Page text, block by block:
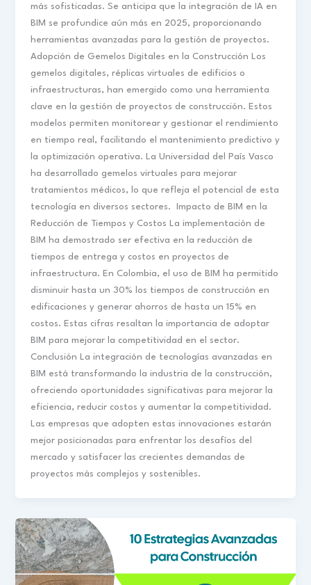
más sofisticadas. Se anticipa que la integración de IA en
BIM se profundice aún más en 2025, proporcionando
herramientas avanzadas para la gestión de proyectos. ​
Adopción de Gemelos Digitales en la Construcción Los
gemelos digitales, réplicas virtuales de edificios o
infraestructuras, han emergido como una herramienta
clave en la gestión de proyectos de construcción. Estos
modelos permiten monitorear y gestionar el rendimiento
en tiempo real, facilitando el mantenimiento predictivo y
la optimización operativa. La Universidad del País Vasco
ha desarrollado gemelos virtuales para mejorar
tratamientos médicos, lo que refleja el potencial de esta
tecnología en diversos sectores. ​ Impacto de BIM en la
Reducción de Tiempos y Costos La implementación de
BIM ha demostrado ser efectiva en la reducción de
tiempos de entrega y costos en proyectos de
infraestructura. En Colombia, el uso de BIM ha permitido
disminuir hasta un 30% los tiempos de construcción en
edificaciones y generar ahorros de hasta un 15% en
costos. Estas cifras resaltan la importancia de adoptar
BIM para mejorar la competitividad en el sector.
Conclusión La integración de tecnologías avanzadas en
BIM está transformando la industria de la construcción,
ofreciendo oportunidades significativas para mejorar la
eficiencia, reducir costos y aumentar la competitividad.
Las empresas que adopten estas innovaciones estarán
mejor posicionadas para enfrentar los desafíos del
mercado y satisfacer las crecientes demandas de
proyectos más complejos y sostenibles.